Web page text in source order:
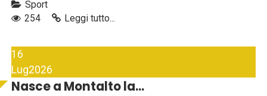
Sport
254
Leggi tutto...
16
Lug2026
Nasce a Montalto la...